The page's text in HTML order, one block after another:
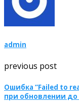
admin
previous post
Ошибка “Failed to
при обновлении до